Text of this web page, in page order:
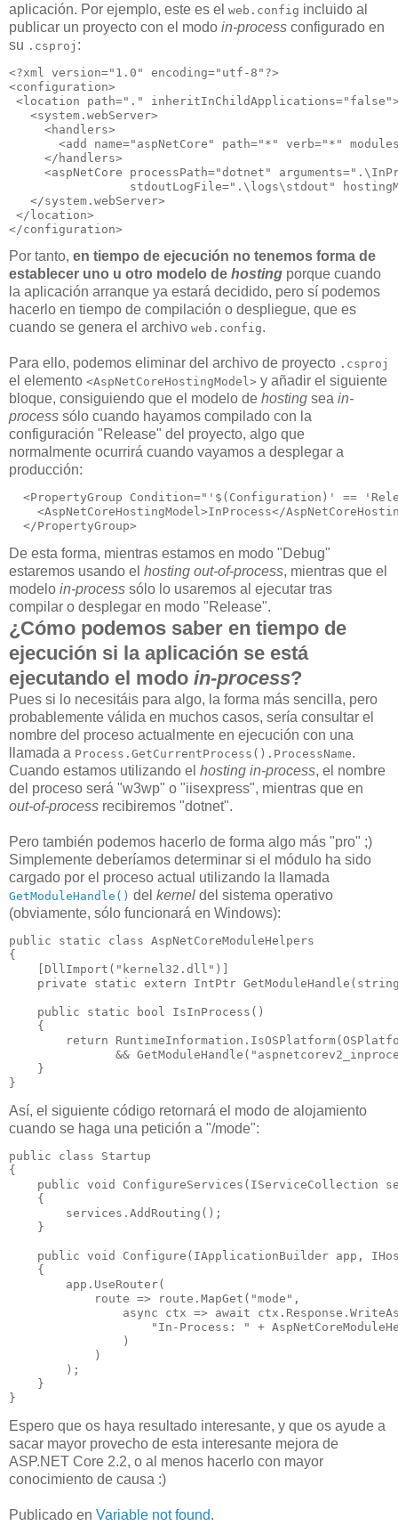
aplicación. Por ejemplo, este es el web.config incluido al
publicar un proyecto con el modo in-process configurado en
su .csproj :
<?xml version="1.0" encoding="utf-8"?>
<configuration>
<location path="."
   <system.webServer>
     <handlers>
<add name="aspNetCore" path="*" verb="*"
     </handlers>
<aspNetCore processPath="dotnet"
stdoutLogFile=".\logs\stdout"
   </system.webServer>
</location>
Por tanto, en tiempo de ejecución no tenemos forma de
establecer uno u otro modelo de hosting porque cuando
la aplicación arranque ya estará decidido, pero sí podemos
hacerlo en tiempo de compilación o despliegue, que es
cuando se genera el archivo web.config.
Para ello, podemos eliminar del archivo de proyecto .csproj
el elemento <AspNetCoreHostingModel> y añadir el siguiente
bloque, consiguiendo que el modelo de hosting sea in-
process sólo cuando hayamos compilado con la
configuración "Release" del proyecto, algo que
normalmente ocurrirá cuando vayamos a desplegar a
producción:
<PropertyGroup Condition="'$(Configuration)' ==
<AspNetCoreHostingModel>InProcess</
De esta forma, mientras estamos en modo "Debug"
estaremos usando el hosting out-of-process, mientras que el
modelo in-process sólo lo usaremos al ejecutar tras
compilar o desplegar en modo "Release".
¿Cómo podemos saber en tiempo de
ejecución si la aplicación se está
ejecutando el modo in-process?
Pues si lo necesitáis para algo, la forma más sencilla, pero
probablemente válida en muchos casos, sería consultar el
nombre del proceso actualmente en ejecución con una
llamada a Process.GetCurrentProcess().ProcessName.
Cuando estamos utilizando el hosting in-process, el nombre
del proceso será "w3wp" o "iisexpress", mientras que en
out-of-process recibiremos "dotnet".
Pero también podemos hacerlo de forma algo más "pro" ;)
Simplemente deberíamos determinar si el módulo ha sido
cargado por el proceso actual utilizando la llamada
GetModuleHandle() del kernel del sistema operativo
(obviamente, sólo funcionará en Windows):
public static class AspNetCoreModuleHelpers
{
    [DllImport("kernel32.dll")]
private static extern IntPtr
    public static bool IsInProcess()
    {
return
&&
    }
Así, el siguiente código retornará el modo de alojamiento
cuando se haga una petición a "/mode":
public class Startup
{
public void ConfigureServices(IServiceCollection
    {
        services.AddRouting();
    }
public void Configure(IApplicationBuilder app,
    {
        app.UseRouter(
            route => route.MapGet("mode",
async ctx => await
"In-Process: " +
                )
            )
        );
    }
Espero que os haya resultado interesante, y que os ayude a
sacar mayor provecho de esta interesante mejora de
ASP.NET Core 2.2, o al menos hacerlo con mayor
conocimiento de causa :)
Publicado en Variable not found.